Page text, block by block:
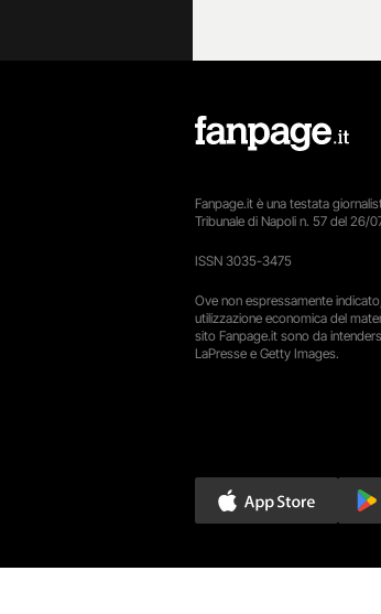
Fanpage.it è una testata
Tribunale di Napoli n. 57 del 26/
ISSN 3035-3475
Ove non espressamente
utilizzazione economica del
sito Fanpage.it sono da
LaPresse e Getty Images.